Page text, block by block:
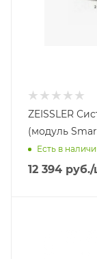
ZEISSLER
(модуль
Есть в
12 394 руб./